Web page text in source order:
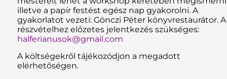
illetve a papír festést egész nap gyakorolni. A
gyakorlatot vezeti: Gönczi Péter könyvrestaurátor. A
részvételhez előzetes jelentkezés szükséges:
halferianusok@gmail.com
A költségekről tájékozódjon a megadott
elérhetőségen.